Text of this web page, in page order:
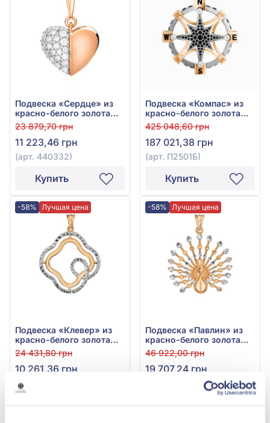
Подвеска «Сердце» из
красно-белого золота
585° с фианитом, арт.
440332
23 879,70 грн
11 223,46 грн
(арт. 440332)
Купить
Подвеска «Компас» из
красно-белого золота
585° с чёрными
фианитами и эмалью,
арт. П2501Б
425 048,60 грн
187 021,38 грн
(арт. П2501Б)
Купить
-58% Лучшая цена
Подвеска «Клевер» из
красно-белого золота
585° с фианитом, арт.
559152
24 431,80 грн
10 261,36 грн
(арт. 559152)
-58% Лучшая цена
Подвеска «Павлин» из
красно-белого золота
585° без вставки, арт.
559287
46 922,00 грн
19 707,24 грн